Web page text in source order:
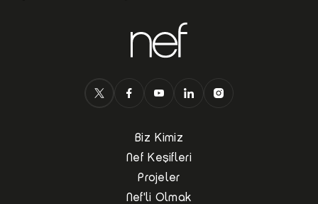
Biz Kimiz
Nef Keşifleri
Projeler
Nef'li Olmak